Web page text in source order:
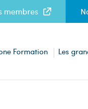
membres
Formation Les